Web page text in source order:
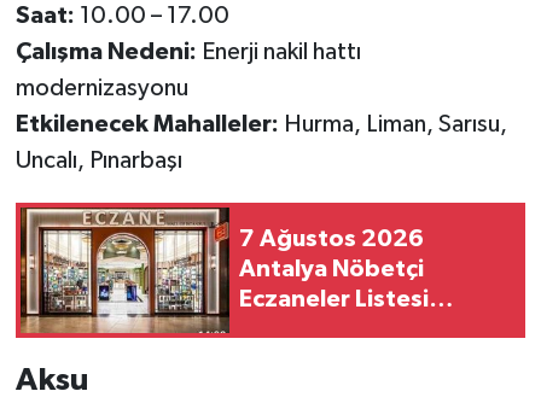
Saat: 10.00 – 17.00
Çalışma Nedeni: Enerji nakil hattı
modernizasyonu
Etkilenecek Mahalleler: Hurma, Liman, Sarısu,
Uncalı, Pınarbaşı
7 Ağustos 2026
Antalya Nöbetçi
Eczaneler Listesi
Aksu